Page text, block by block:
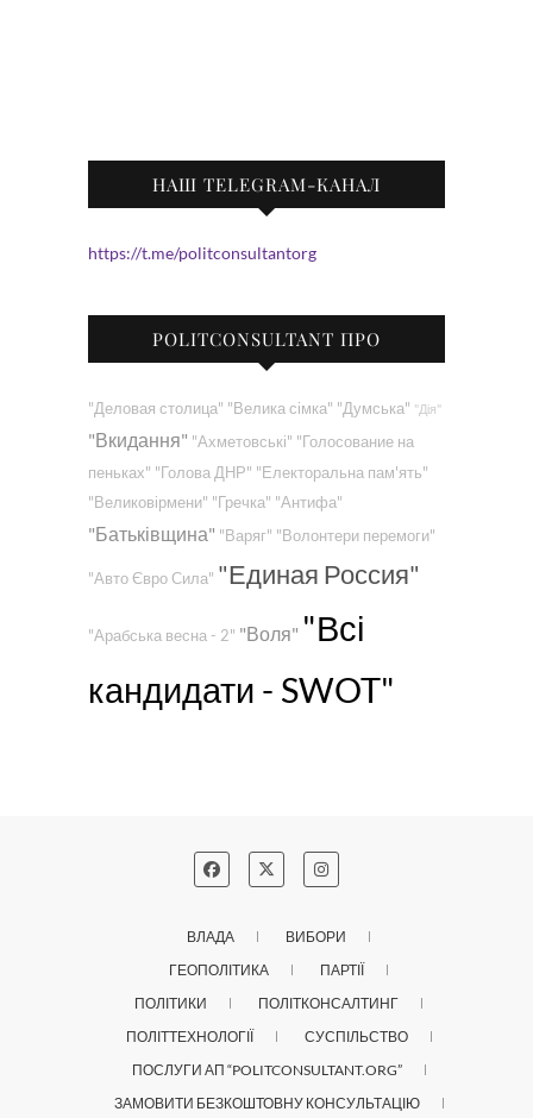
НАШ TELEGRAM-КАНАЛ
https://t.me/politconsultantorg
POLITCONSULTANT ПРО
"Деловая столица" "Велика сімка" "Думська" "Дія"
"Вкидання" "Ахметовські" "Голосование на
пеньках" "Голова ДНР" "Електоральна пам'ять"
"Великовірмени" "Гречка" "Антифа"
"Батьківщина" "Варяг" "Волонтери перемоги"
"Авто Євро Сила" "Единая Россия"
"Арабська весна - 2" "Воля" "Всі
кандидати - SWOT"
ВЛАДА
ВИБОРИ
ГЕОПОЛІТИКА
ПАРТІЇ
ПОЛІТИКИ
ПОЛІТКОНСАЛТИНГ
ПОЛІТТЕХНОЛОГІЇ
СУСПІЛЬСТВО
ПОСЛУГИ АП “POLITCONSULTANT.ORG”
ЗАМОВИТИ БЕЗКОШТОВНУ КОНСУЛЬТАЦІЮ